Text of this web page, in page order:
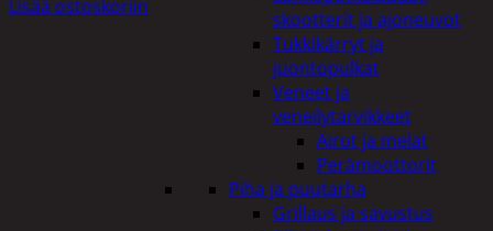
skootterit ja ajoneuvot
Tukkikärryt ja
juontopulkat
Veneet ja
veneilytarvikkeet
Airot ja melat
Perämoottorit
Piha ja puutarha
Grillaus ja savustus
Lisää ostoskoriin